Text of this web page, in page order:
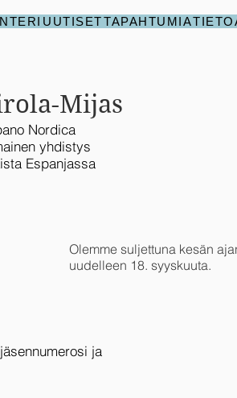
UUTISETTAPAHTUMIA
Mijas
Nordica
yhdistys
Espanjassa
Olemme suljettuna kesän
uudelleen 18. syyskuuta.
ja